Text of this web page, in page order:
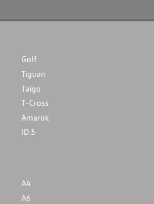
Golf
Tiguan
Taigo
T-Cross
Amarok
ID.5
A4
A6